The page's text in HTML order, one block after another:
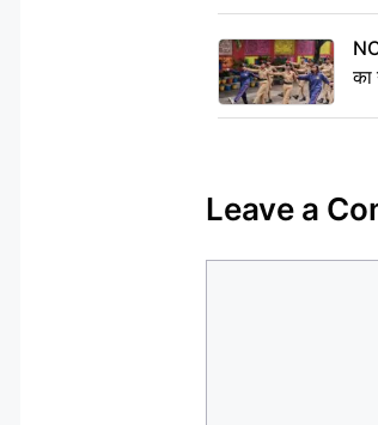
का
Leave a